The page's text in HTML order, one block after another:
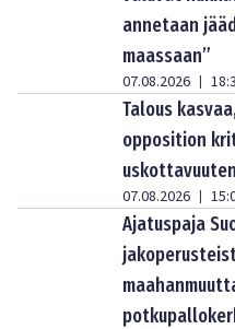
annetaan
maassaan”
07.08.2026 |
Talous
opposition
07.08.2026 |
Ajatuspaja